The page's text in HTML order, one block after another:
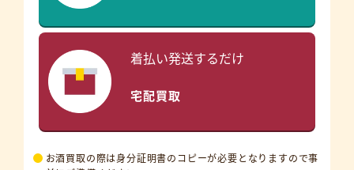
着払い発送するだけ
宅配買取
お酒買取の際は身分証明書のコピーが必要となりますので事